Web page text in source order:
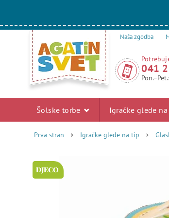
Naša zgodba
041
Šolske torbe Igračke glede
Prva stran Igračke glede na tip
DJECO